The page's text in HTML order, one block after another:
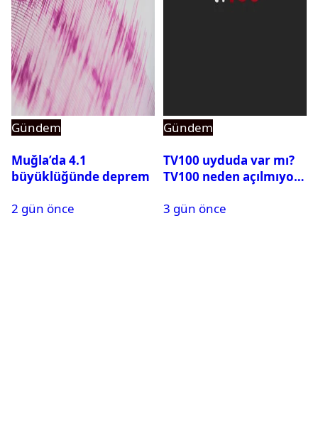
Gündem
Muğla’da 4.1
büyüklüğünde deprem
2 gün önce
Gündem
TV100 uyduda var mı?
TV100 neden açılmıyor?
3 gün önce